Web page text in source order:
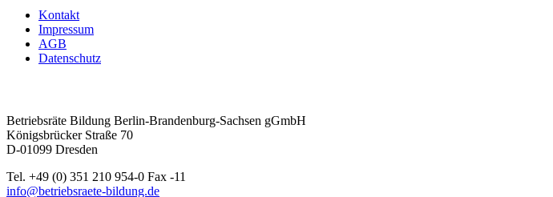
Kontakt
Impressum
AGB
Datenschutz
Betriebsräte Bildung Berlin-Brandenburg-Sachsen gGmbH
Königsbrücker Straße 70
D-01099 Dresden
Tel. +49 (0) 351 210 954-0 Fax -11
info@betriebsraete-bildung.de